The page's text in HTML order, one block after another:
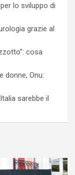
lo sviluppo di
grazie al
cosa
donne, Onu:
sarebbe il